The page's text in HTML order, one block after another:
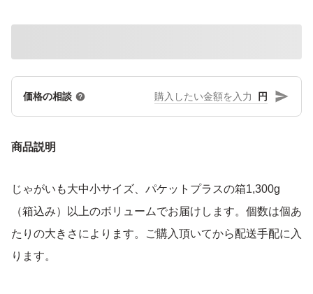
価格の相談 円
商品説明
じゃがいも大中小サイズ、パケットプラスの箱1,300g
（箱込み）以上のボリュームでお届けします。個数は個あ
たりの大きさによります。ご購入頂いてから配送手配に入
ります。